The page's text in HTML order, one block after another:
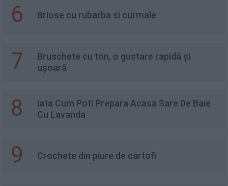
6 Briose cu rubarba si curmale
7
Bruschete cu ton, o gustare rapidă și
ușoară
8
Iata Cum Poti Prepara Acasa Sare De Baie
Cu Lavanda
9 Crochete din piure de cartofi